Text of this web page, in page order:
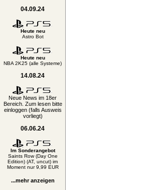
04.09.24
Heute neu
Astro Bot
Heute neu
NBA 2K25 (alle Systeme)
14.08.24
Neue News im 18er
Bereich. Zum lesen bitte
einloggen (falls Ausweis
vorliegt)
06.06.24
Im Sonderangebot
Saints Row (Day One
Edition) (AT, uncut) im
Moment nur 9,99 EUR
...mehr anzeigen